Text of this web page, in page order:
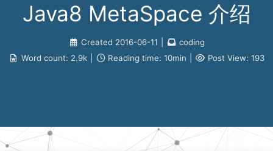
Java8 MetaSpace 介绍
Created 2016-06-11
coding
Word count: 2.9k Reading time: 10min Post View: 193